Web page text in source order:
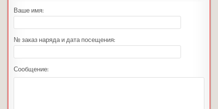
Ваше имя:
№ заказ наряда и дата посещения:
Сообщение: